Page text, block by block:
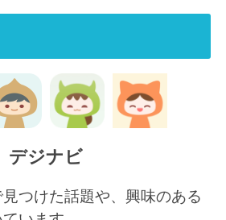
デジナビ
つけた話題や、興味のある